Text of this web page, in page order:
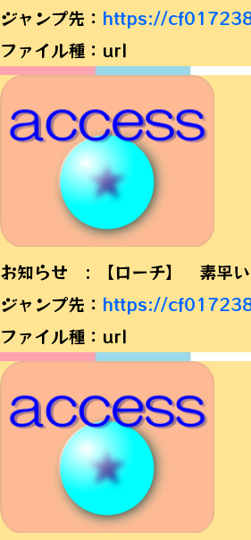
ジャンプ先： https://
ファイル種：url
お知らせ : 【ローチ】 素早い
ジャンプ先： https://
ファイル種：url